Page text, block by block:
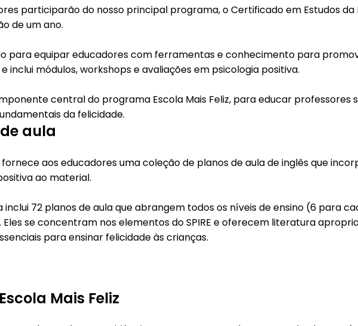
participarão do nosso principal programa, o Certificado em Estudos da
de um ano.
para equipar educadores com ferramentas e conhecimento para
inclui módulos, workshops e avaliações em psicologia positiva.
central do programa Escola Mais Feliz, para educar professores
da felicidade.
aula
aos educadores uma coleção de planos de aula de inglês que
ao material.
72 planos de aula que abrangem todos os níveis de ensino (6 para
Eles se concentram nos elementos do SPIRE e oferecem literatura
para ensinar felicidade às crianças.
Mais Feliz